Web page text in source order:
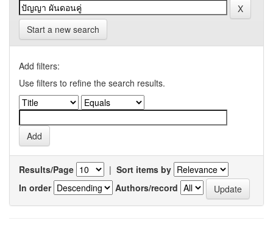
Start a new search
Add filters:
Use filters to refine the search results.
Results/Page | Sort items by
In order
Authors/record